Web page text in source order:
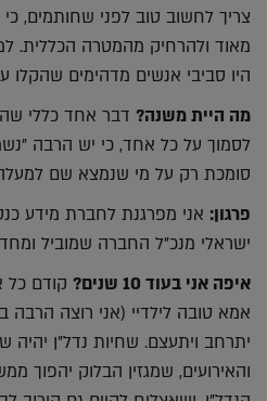
צריך לחשוב טוב לפני שחותמים,
מאוד ולהרחיק מהמטרה הכללית.
היו סביבי אנשים מדהימים שהקלו
מה היית משנה? דבר אחד כללי
לסמוך על כל אחד, כי יש הרבה
סומכת רק על מי שנמצא שם למעלה
פרגון: אני מפרגנת לחברת מידע
ישראלי מנכ"ל החברה שמוביל
איפה אני בעוד 10 שנים?
קודם כל
אמא טובה לילדיי (אני רוצה
יתרחב ויתעצם. שחיות נדל"ן
והאירועים, שמגזין הבלוק יהפוך